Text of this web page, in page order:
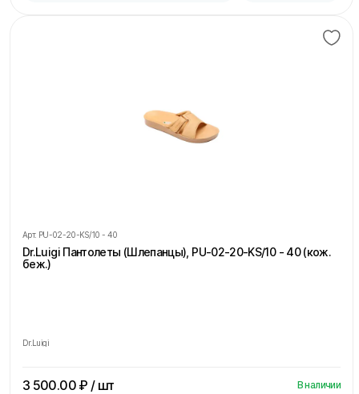
Арт. PU-02-20-KS/10 - 40
Dr.Luigi Пантолеты (Шлепанцы), PU-02-20-KS/10 - 40 (кож.
беж.)
Dr.Luigi
3 500.00₽ / шт В наличии